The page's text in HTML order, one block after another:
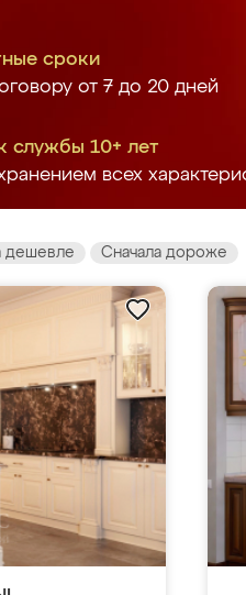
сроки
от 7 до 20 дней
службы 10+ лет
всех
дешевле Сначала дороже